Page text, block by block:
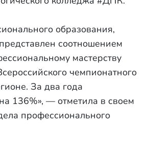
образования,
соотношением
мастерству
чемпионатного
За два года
136%», — отметила в своем
профессионального